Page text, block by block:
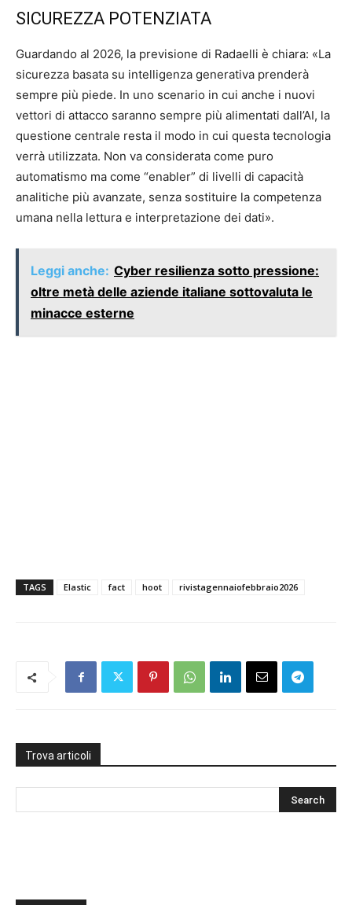
SICUREZZA POTENZIATA
Guardando al 2026, la previsione di Radaelli è chiara: «La
sicurezza basata su intelligenza generativa prenderà
sempre più piede. In uno scenario in cui anche i nuovi
vettori di attacco saranno sempre più alimentati dall’AI, la
questione centrale resta il modo in cui questa tecnologia
verrà utilizzata. Non va considerata come puro
automatismo ma come “enabler” di livelli di capacità
analitiche più avanzate, senza sostituire la competenza
umana nella lettura e interpretazione dei dati».
Leggi anche: Cyber resilienza sotto pressione:
oltre metà delle aziende italiane sottovaluta le
minacce esterne
TAGS Elastic fact hoot rivistagennaiofebbraio2026
Trova articoli